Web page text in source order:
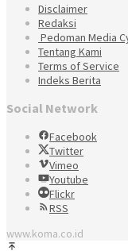
Disclaimer
Redaksi
Pedoman Media
Tentang Kami
Terms of Service
Indeks Berita
Social Network
Facebook
Twitter
Vimeo
Youtube
Flickr
RSS
www.koma.co.id